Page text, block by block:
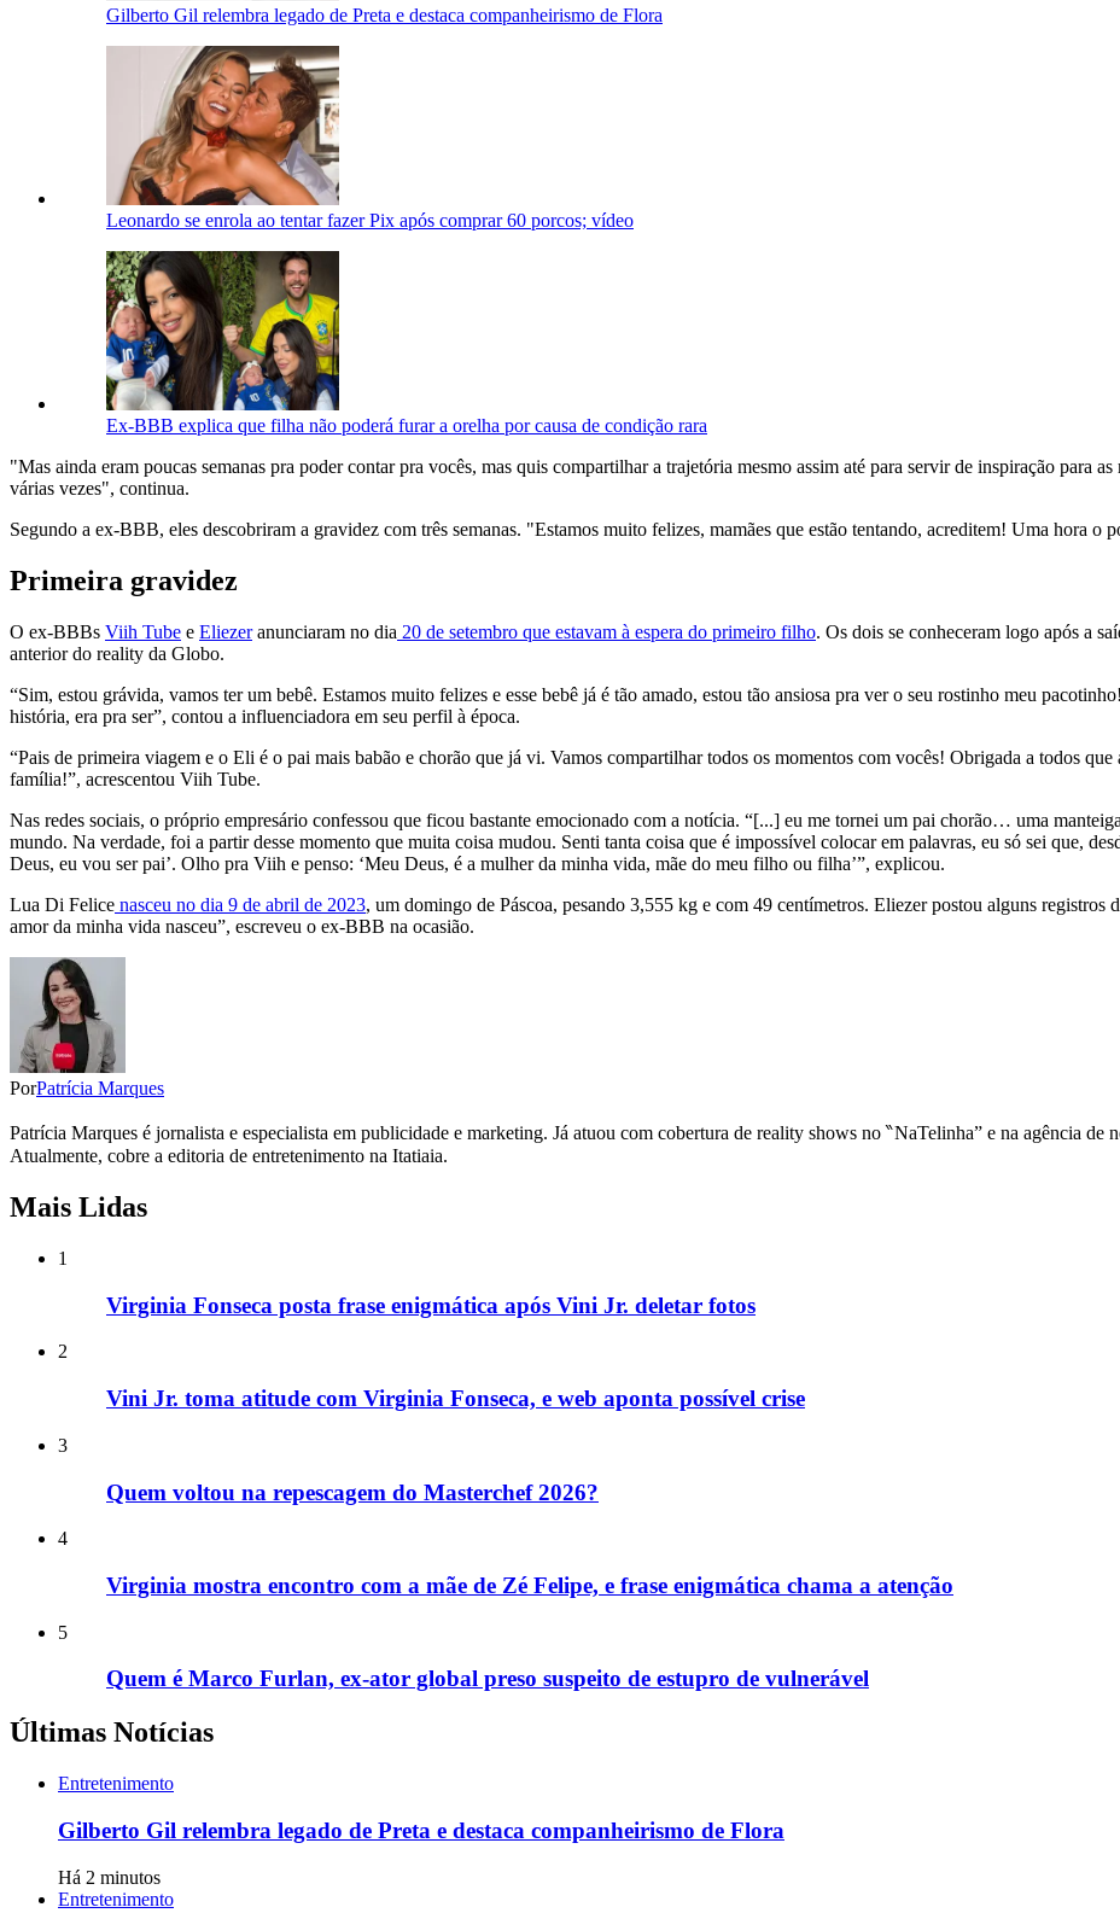
Gilberto Gil relembra legado de Preta e destaca companheirismo de Flora
Leonardo se enrola ao tentar fazer Pix após comprar 60 porcos; vídeo
Ex-BBB explica que filha não poderá furar a orelha por causa de condição rara
"Mas ainda eram poucas semanas pra poder contar pra vocês, mas quis compartilhar a trajetória mesmo assim até para servir de inspiração para
várias vezes", continua.
Segundo a ex-BBB, eles descobriram a gravidez com três semanas. "Estamos muito felizes, mamães que estão tentando, acreditem! Uma hora o
Primeira gravidez
O ex-BBBs Viih Tube e Eliezeranunciaram no dia 20 de setembro que estavam à espera do primeiro filho. Os dois se conheceram logo após a
anterior do reality da Globo.
“Sim, estou grávida, vamos ter um bebê. Estamos muito felizes e esse bebê já é tão amado, estou tão ansiosa pra ver o seu rostinho meu
história, era pra ser”, contou a influenciadora em seu perfil à época.
“Pais de primeira viagem e o Eli é o pai mais babão e chorão que já vi. Vamos compartilhar todos os momentos com vocês! Obrigada a todos que
família!”, acrescentou Viih Tube.
Nas redes sociais, o próprio empresário confessou que ficou bastante emocionado com a notícia. “[...] eu me tornei um pai chorão… uma
mundo. Na verdade, foi a partir desse momento que muita coisa mudou. Senti tanta coisa que é impossível colocar em palavras, eu só sei que,
Deus, eu vou ser pai’. Olho pra Viih e penso: ‘Meu Deus, é a mulher da minha vida, mãe do meu filho ou filha’”, explicou.
Lua Di Felice nasceu no dia 9 de abril de 2023, um domingo de Páscoa, pesando 3,555 kg e com 49 centímetros. Eliezer postou alguns registros
amor da minha vida nasceu”, escreveu o ex-BBB na ocasião.
PorPatrícia Marques
Patrícia Marques é jornalista e especialista em publicidade e marketing. Já atuou com cobertura de reality shows no ‶NaTelinha” e na agência
Atualmente, cobre a editoria de entretenimento na Itatiaia.
Mais Lidas
1
Virginia Fonseca posta frase enigmática após Vini Jr. deletar fotos
2
Vini Jr. toma atitude com Virginia Fonseca, e web aponta possível crise
3
Quem voltou na repescagem do Masterchef 2026?
4
Virginia mostra encontro com a mãe de Zé Felipe, e frase enigmática chama a atenção
5
Quem é Marco Furlan, ex-ator global preso suspeito de estupro de vulnerável
Últimas Notícias
Entretenimento
Gilberto Gil relembra legado de Preta e destaca companheirismo de Flora
Há 2 minutos
Entretenimento